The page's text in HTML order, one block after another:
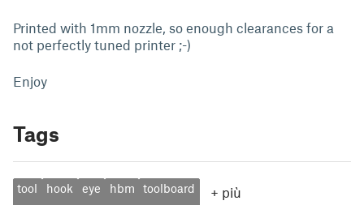
Printed with 1mm nozzle, so enough clearances for a
not perfectly tuned printer ;-)
Enjoy
Tags
tool hook eye hbm toolboard + più